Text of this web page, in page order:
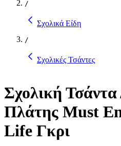
/
Σχολικά Είδη
/
Σχολικές Τσάντες
Σχολική
Πλάτης Must
Life Γκρι